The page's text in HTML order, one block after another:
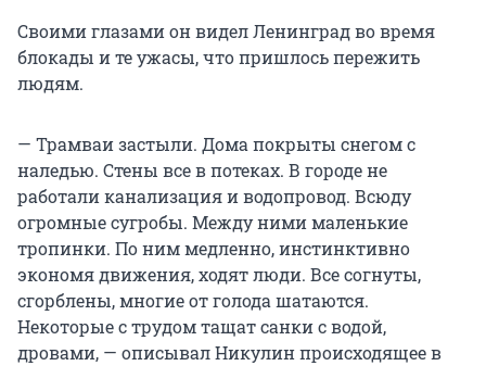
Своими глазами он видел Ленинград во время
блокады и те ужасы, что пришлось пережить
людям.
— Трамваи застыли. Дома покрыты снегом с
наледью. Стены все в потеках. В городе не
работали канализация и водопровод. Всюду
огромные сугробы. Между ними маленькие
тропинки. По ним медленно, инстинктивно
экономя движения, ходят люди. Все согнуты,
сгорблены, многие от голода шатаются.
Некоторые с трудом тащат санки с водой,
дровами, — описывал Никулин происходящее в